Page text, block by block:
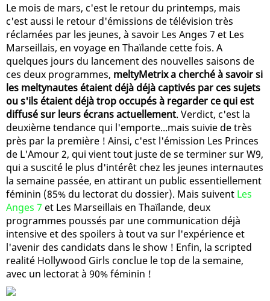
Le mois de mars, c'est le retour du printemps, mais
c'est aussi le retour d'émissions de télévision très
réclamées par les jeunes, à savoir Les Anges 7 et Les
Marseillais, en voyage en Thaïlande cette fois. A
quelques jours du lancement des nouvelles saisons de
ces deux programmes, meltyMetrix a cherché à savoir si
les meltynautes étaient déjà déjà captivés par ces sujets
ou s'ils étaient déjà trop occupés à regarder ce qui est
diffusé sur leurs écrans actuellement. Verdict, c'est la
deuxième tendance qui l'emporte...mais suivie de très
près par la première ! Ainsi, c'est l'émission Les Princes
de L'Amour 2, qui vient tout juste de se terminer sur W9,
qui a suscité le plus d'intérêt chez les jeunes internautes
la semaine passée, en attirant un public essentiellement
féminin (85% du lectorat du dossier). Mais suivent Les
Anges 7 et Les Marseillais en Thaïlande, deux
programmes poussés par une communication déjà
intensive et des spoilers à tout va sur l'expérience et
l'avenir des candidats dans le show ! Enfin, la scripted
realité Hollywood Girls conclue le top de la semaine,
avec un lectorat à 90% féminin !